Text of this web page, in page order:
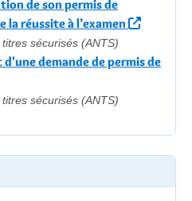
de son permis de
la réussite à l’examen
sécurisés (ANTS)
demande de permis de
sécurisés (ANTS)